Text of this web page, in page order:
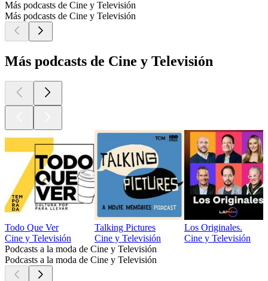
Más podcasts de Cine y Televisión
Más podcasts de Cine y Televisión
Más podcasts de Cine y Televisión
Todo Que Ver
Cine y Televisión
Talking Pictures
Cine y Televisión
Los Originales.
Cine y Televisión
Podcasts a la moda de Cine y Televisión
Podcasts a la moda de Cine y Televisión